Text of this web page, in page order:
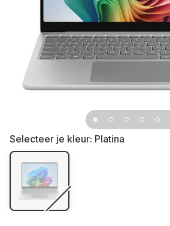
Selecteer je kleur: Platina